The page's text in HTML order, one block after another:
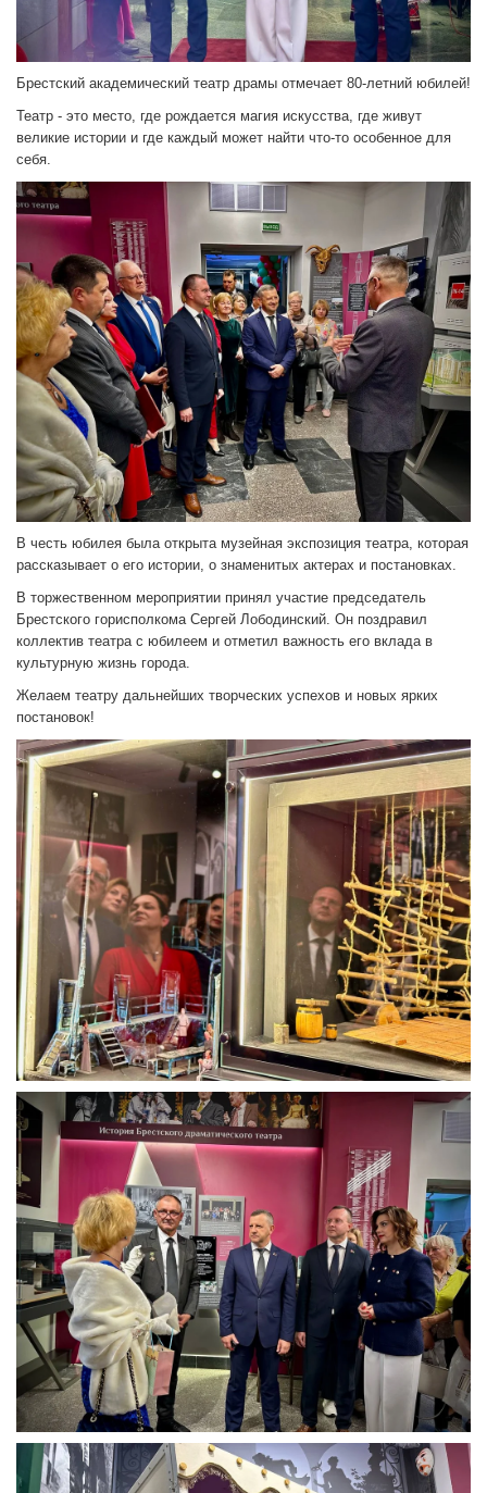
Брестский академический театр драмы отмечает 80-летний юбилей!
Театр - это место, где рождается магия искусства, где живут
великие истории и где каждый может найти что-то особенное для
себя.
В честь юбилея была открыта музейная экспозиция театра, которая
рассказывает о его истории, о знаменитых актерах и постановках.
В торжественном мероприятии принял участие председатель
Брестского горисполкома Сергей Лободинский. Он поздравил
коллектив театра с юбилеем и отметил важность его вклада в
культурную жизнь города.
Желаем театру дальнейших творческих успехов и новых ярких
постановок!